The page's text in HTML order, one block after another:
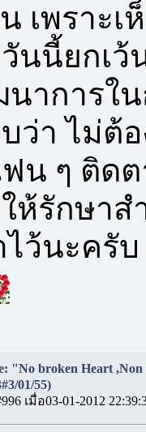
เพราะ
นนี้ยกเว้
าการใน
ว่า ไม่ต้
น ๆ ติดต
ห้รักษาส
ไว้นะครับ
"No broken Heart
01/55)
เมื่อ03-01-2012